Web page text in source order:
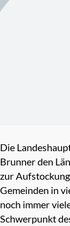
Die
Brunner den
zur
Gemeinden in
noch immer
Schwerpunkt